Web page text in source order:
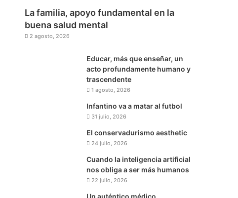
La familia, apoyo fundamental en la
buena salud mental
2 agosto, 2026
Educar, más que enseñar, un
acto profundamente humano y
trascendente
1 agosto, 2026
Infantino va a matar al futbol
31 julio, 2026
El conservadurismo aesthetic
24 julio, 2026
Cuando la inteligencia artificial
nos obliga a ser más humanos
22 julio, 2026
Un auténtico médico